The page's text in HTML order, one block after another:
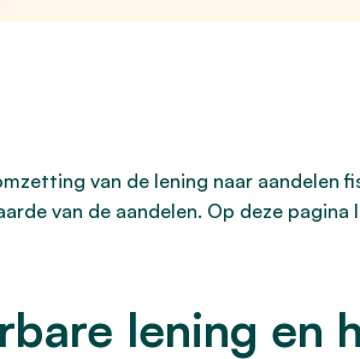
van de lening naar aandelen
van de aandelen. Op deze
lening en